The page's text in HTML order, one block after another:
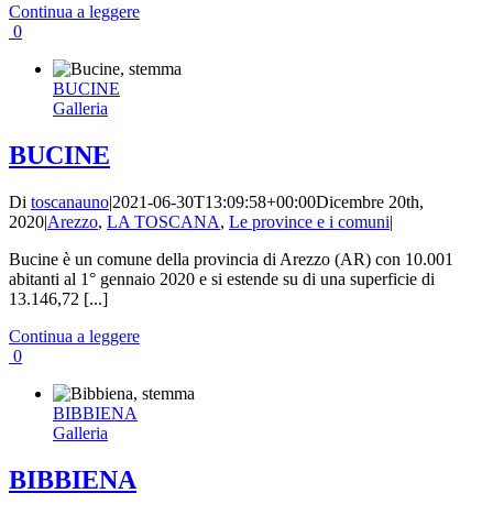
Continua a leggere
0
BUCINE
Galleria
BUCINE
Di toscanauno|2021-06-30T13:09:58+00:00Dicembre 20th,
2020|Arezzo, LA TOSCANA, Le province e i comuni|
Bucine è un comune della provincia di Arezzo (AR) con 10.001
abitanti al 1° gennaio 2020 e si estende su di una superficie di
13.146,72 [...]
Continua a leggere
0
BIBBIENA
Galleria
BIBBIENA